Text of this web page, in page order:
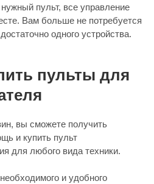
пульт, все управление
Вам больше не потребуется
одного устройства.
пульты для
вы сможете получить
и купить пульт
для любого вида техники.
и удобного